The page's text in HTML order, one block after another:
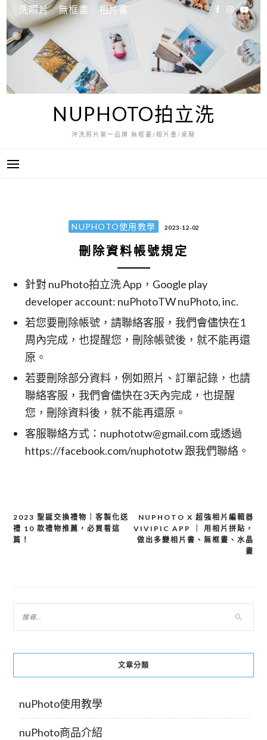
至
主
要
容
洗照片 無框畫 相片書
NUPHOTO拍立洗
沖洗照片第一品牌 無框畫/相片書/桌曆
NUPHOTO使用教學 2023-12-02
刪除資料帳號規定
針對 nuPhoto拍立洗 App，Google play
developer account: nuPhotoTW nuPhoto, inc.
若您要刪除帳號，請聯絡客服，我們會儘快在1
周內完成，也提醒您，刪除帳號後，就不能再還
原。
若要刪除部分資料，例如照片、訂單記錄，也請
聯絡客服，我們會儘快在3天內完成，也提醒
您，刪除資料後，就不能再還原。
客服聯絡方式：nuphototw@gmail.com 或透過
https://facebook.com/nuphototw 跟我們聯絡。
文
章
覽
NUPHOTO X 超強相片編輯器
VIVIPIC APP ｜ 用相片拼貼，
做出多變相片書、無框畫、水晶
畫
2023 聖誕交換禮物｜客製化送
禮 10 款禮物推薦，必買看這
篇！
文章分類
nuPhoto使用教學
nuPhoto商品介紹